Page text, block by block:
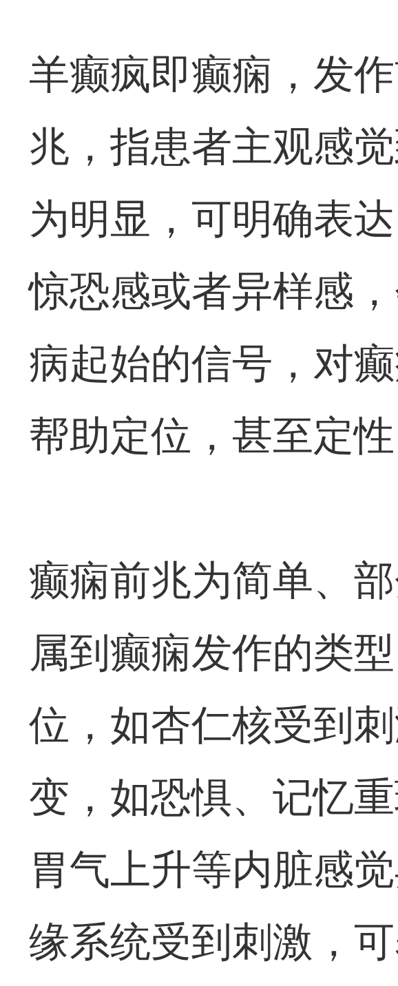
羊癫疯即癫痫，发
兆，指患者主观感
为明显，可明确表
惊恐感或者异样感
病起始的信号，对
帮助定位，甚至定性
癫痫前兆为简单、
属到癫痫发作的类
位，如杏仁核受到
变，如恐惧、记忆
胃气上升等内脏感
缘系统受到刺激，